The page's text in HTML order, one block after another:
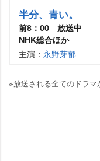
半分、青い。
前8：00 放送中
NHK総合ほか
主演： 永野芽郁
※放送される全てのドラマ